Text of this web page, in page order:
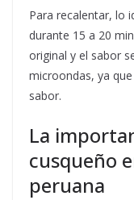
Para recalentar, lo
durante 15 a 20
original y el sabor
microondas, ya
sabor.
La
cusqueño
peruana